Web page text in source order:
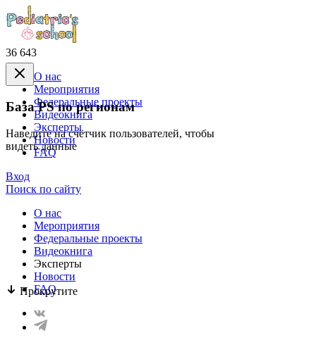
36 643
База PS по регионам
Наведите на счётчик пользователей, чтобы
видеть данные
Прокрутите
О нас
Mероприятия
Федеральные проекты
Видеокнига
Эксперты
Новости
FAQ
Вход
Поиск по сайту
О нас
Mероприятия
Федеральные проекты
Видеокнига
Эксперты
Новости
FAQ